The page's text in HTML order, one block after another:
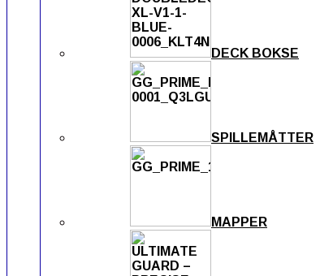
DECK BOKSE
SPILLEMÅTTER
MAPPER